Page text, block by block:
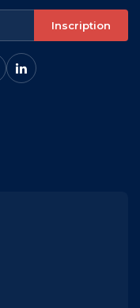
Inscription